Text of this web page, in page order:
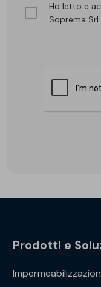
Ho letto e
Soprema Srl
Prodotti e